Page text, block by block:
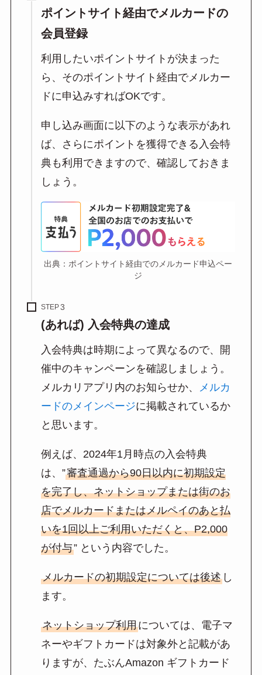
ポイントサイト経由でメルカードの
会員登録
利用したいポイントサイトが決まった
ら、そのポイントサイト経由でメルカー
ドに申込みすればOKです。
申し込み画面に以下のような表示があれ
ば、さらにポイントを獲得できる入会特
典も利用できますので、確認しておきま
しょう。
出典：ポイントサイト経由でのメルカード申込ペー
ジ
STEP
(あれば) 入会特典の達成
入会特典は時期によって異なるので、開
催中のキャンペーンを確認しましょう。
メルカリアプリ内のお知らせか、
メルカ
ードのメインページに掲載されているか
と思います。
例えば、2024年1月時点の入会特典
は、”審査通過から90日以内に初期設定
を完了し、ネットショップまたは街のお
店でメルカードまたはメルペイのあと払
いを1回以上ご利用いただくと、P2,000
が付与” という内容でした。
メルカードの初期設定については後述し
ます。
ネットショップ利用については、電子マ
ネーやギフトカードは対象外と記載があ
りますが、たぶんAmazon ギフトカード